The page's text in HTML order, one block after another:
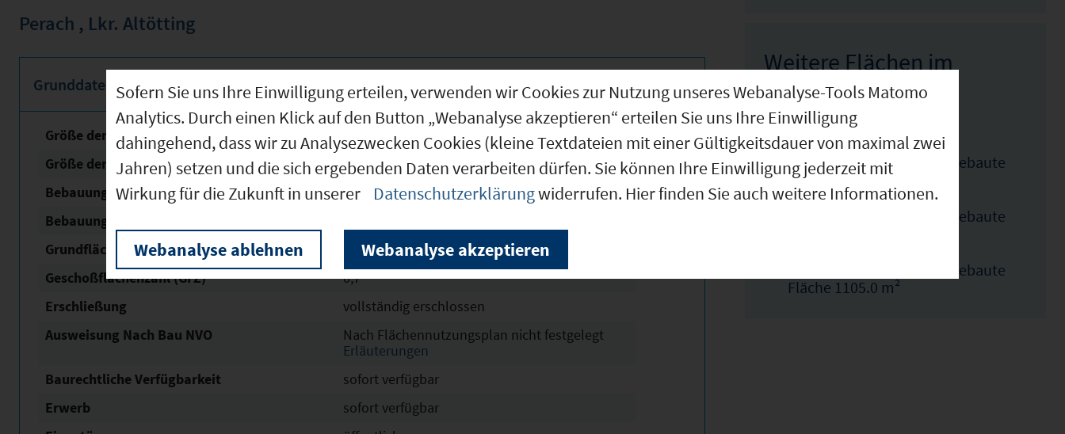
Perach , Lkr. Altötting
Grunddaten
Größe der unbebauten Fläche
1.110 m²
Größe der Fläche mit Baurecht
1.110 m²
Bebauungsplan Nr. / Name
10 / Perach - östlich des Friedhofes
Bebauungsplan Status
Grundflächen­zahl (GRZ)
Geschoßflächen­zahl (GFZ)
0,7
Erschließung
vollständig erschlossen
Ausweisung Nach Bau NVO
Nach Flächennutzungsplan nicht festgelegt
Erläuterungen
Baurechtliche Verfügbarkeit
sofort verfügbar
Erwerb
sofort verfügbar
Weitere Flächen im
Gebiet
Flächennnummer 4 : Unbebaute
Fläche 1186.0 m²
Flächennnummer 2 : Unbebaute
Flächennnummer 3 : Unbebaute
Fläche 1105.0 m²
Sofern Sie uns Ihre Einwilligung erteilen, verwenden wir Cookies zur Nutzung unseres Webanalyse-Tools Matomo
Analytics. Durch einen Klick auf den Button „Webanalyse akzeptieren“ erteilen Sie uns Ihre Einwilligung
dahingehend, dass wir zu Analysezwecken Cookies (kleine Textdateien mit einer Gültigkeitsdauer von maximal zwei
Jahren) setzen und die sich ergebenden Daten verarbeiten dürfen. Sie können Ihre Einwilligung jederzeit mit
Wirkung für die Zukunft in unserer
Datenschutzerklärungwiderrufen. Hier finden Sie auch weitere Informationen.
Webanalyse ablehnen Webanalyse akzeptieren